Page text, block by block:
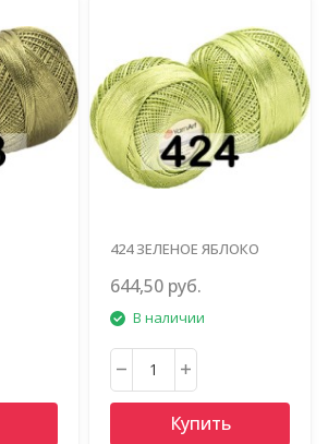
424 ЗЕЛЕНОЕ ЯБЛОКО
644,50 руб.
В наличии
Купить